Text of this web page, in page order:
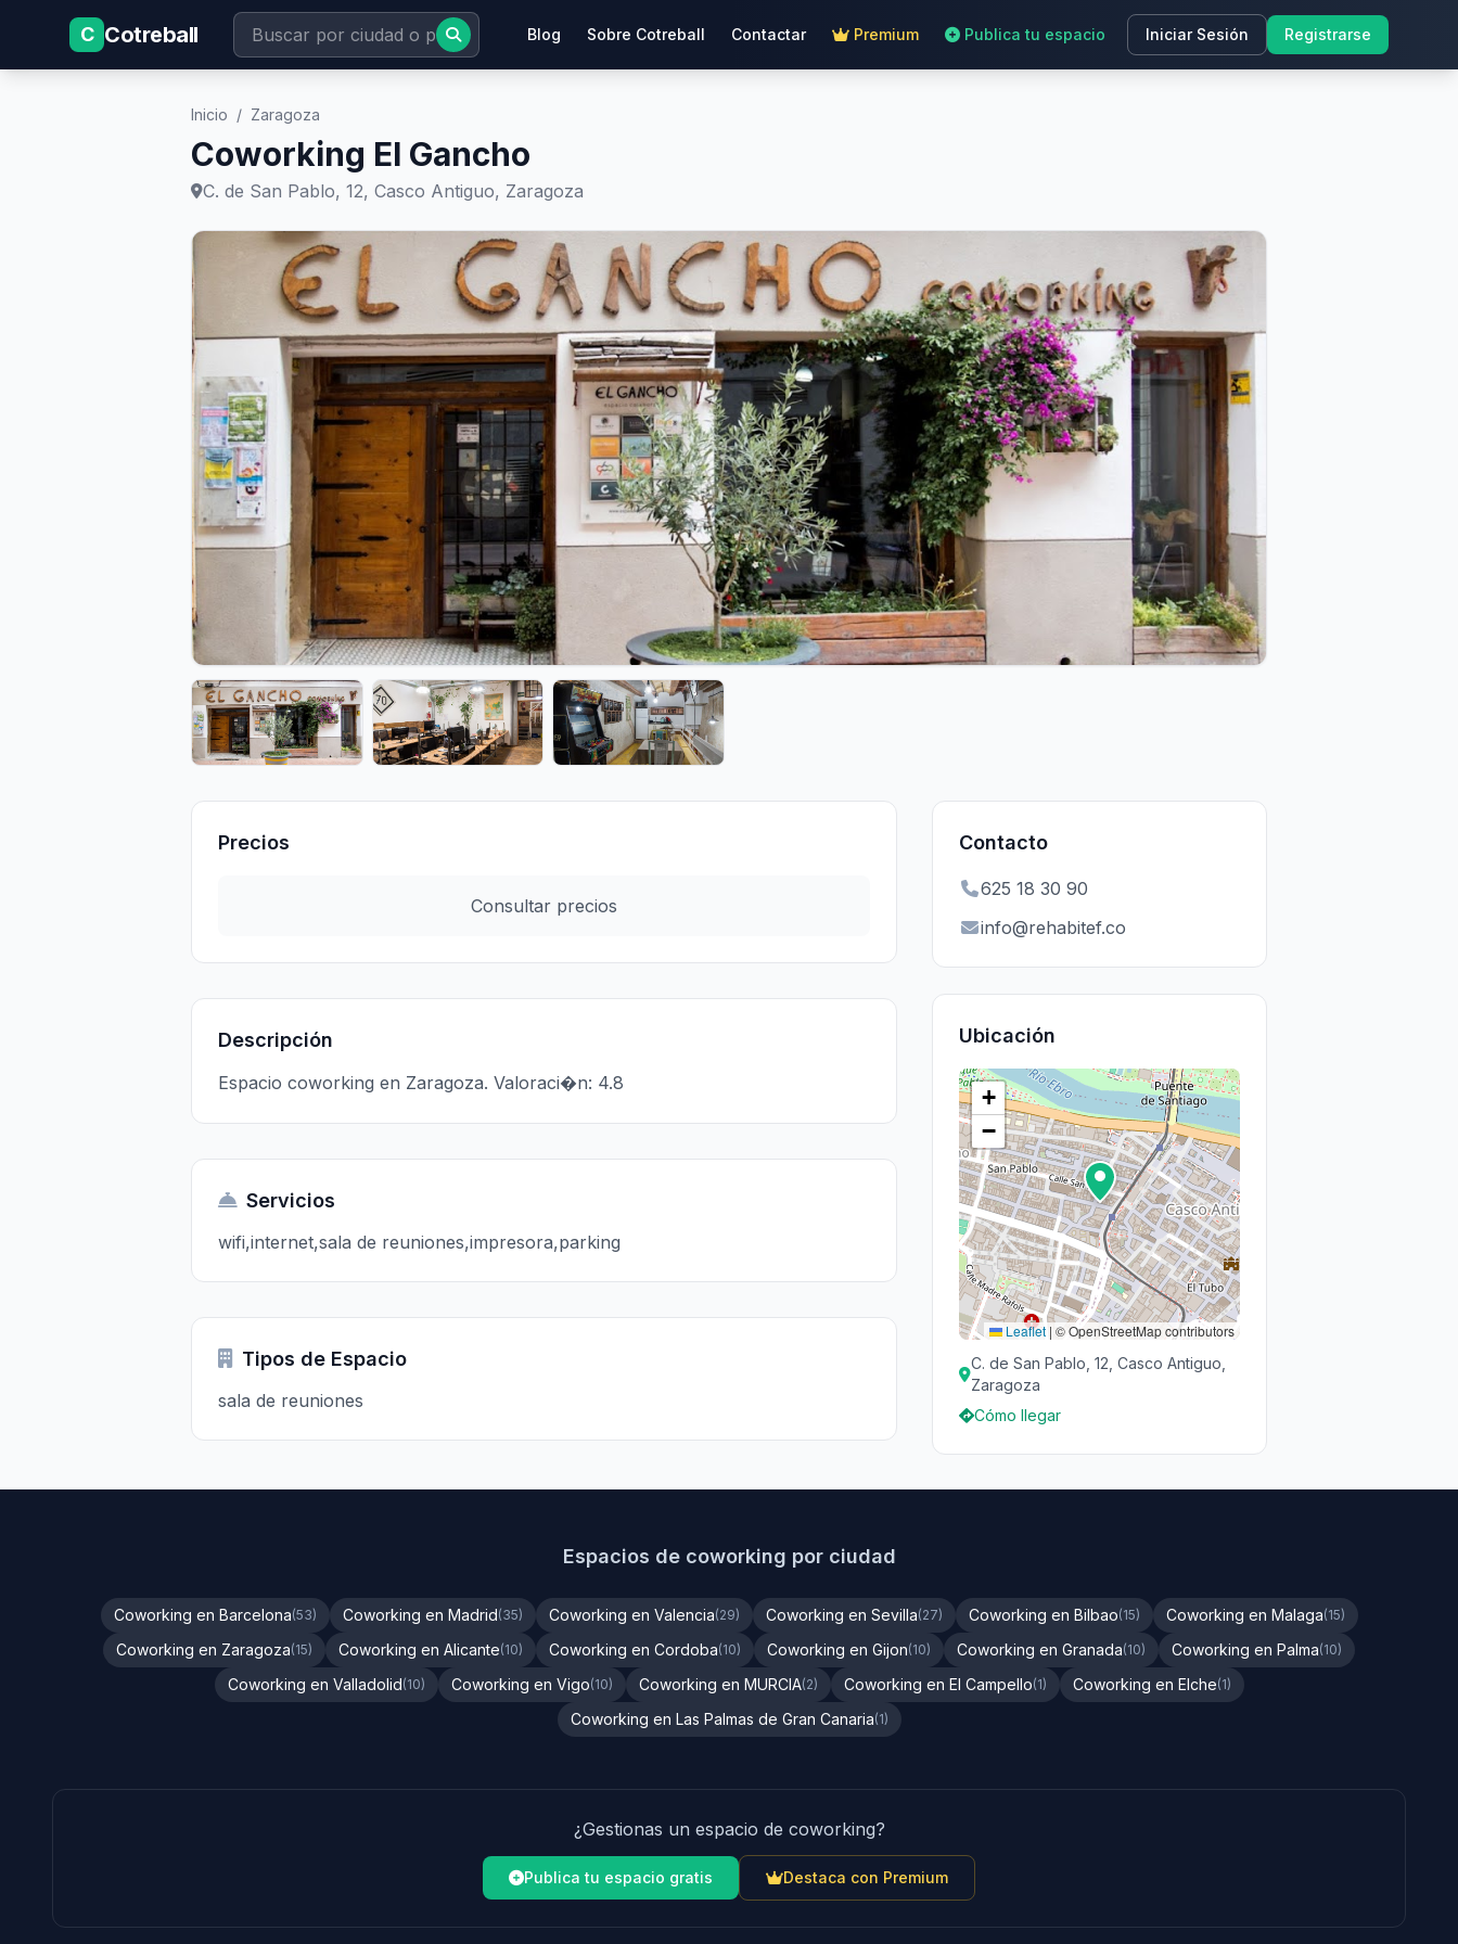
C Cotreball Blog Sobre Cotreball Contactar Premium Publica tu espacio Iniciar Sesión Registrarse
Inicio / Zaragoza
Coworking El Gancho
C. de San Pablo, 12, Casco Antiguo, Zaragoza
Precios
Consultar precios
Descripción
Espacio coworking en Zaragoza. Valoraci�n: 4.8
Servicios
wifi,internet,sala de reuniones,impresora,parking
Tipos de Espacio
sala de reuniones
Contacto
625 18 30 90
info@rehabitef.co
Ubicación
+
−
Leaflet | © OpenStreetMap contributors
C. de San Pablo, 12, Casco Antiguo,
Zaragoza
Cómo llegar
Espacios de coworking por ciudad
Coworking en Barcelona(53) Coworking en Madrid(35) Coworking en Valencia(29) Coworking en Sevilla(27) Coworking en Bilbao(15) Coworking en Malaga(15)
Coworking en Zaragoza(15) Coworking en Alicante(10) Coworking en Cordoba(10) Coworking en Gijon(10) Coworking en Granada(10) Coworking en Palma(10)
Coworking en Valladolid(10) Coworking en Vigo(10) Coworking en MURCIA(2) Coworking en El Campello(1) Coworking en Elche(1)
Coworking en Las Palmas de Gran Canaria(1)
¿Gestionas un espacio de coworking?
Publica tu espacio gratis Destaca con Premium